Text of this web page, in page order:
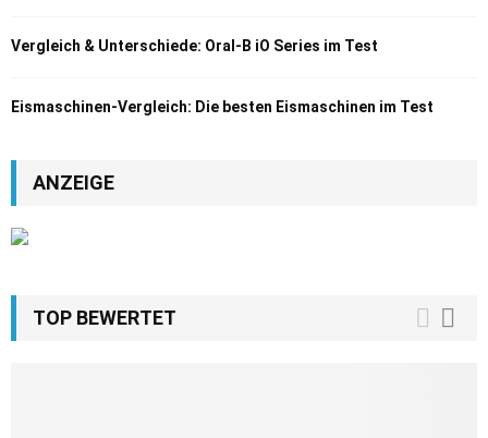
Vergleich & Unterschiede: Oral-B iO Series im Test
Eismaschinen-Vergleich: Die besten Eismaschinen im Test
ANZEIGE
TOP BEWERTET